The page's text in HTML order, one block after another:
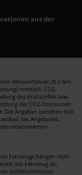
aus der
Messverfahren (§ 2 Nrn.
ermittelt. CO2-
des Kraftstoffes bzw.
der CO2-Emissionen
Die Angaben beziehen sich
des Angebotes,
verschiedenen
Fahrzeugs hängen nicht
das Fahrzeug ab,
nichttechnischen